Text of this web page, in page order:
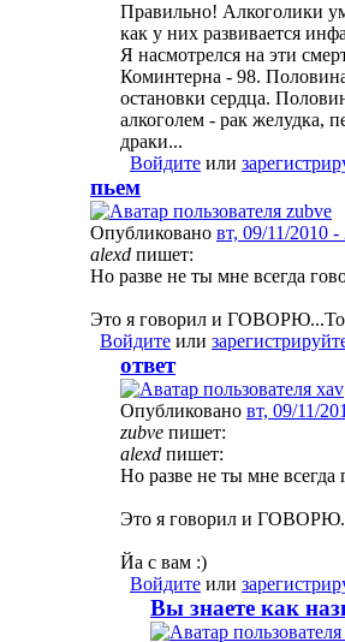
Правильно! Алкоголики
как у них развивается
Я насмотрелся на эти
Коминтерна - 98.
остановки сердца.
алкоголем - рак желудка,
драки...
Войдите или
пьем
Опубликовано вт, 09/11/2010 -
alexd пишет:
Но разве не ты мне всегда
Это я говорил и
Войдите или
ответ
Опубликовано вт, 09/11/
zubve пишет:
alexd пишет:
Но разве не ты мне всегда
Это я говорил и
Йа с вам :)
Войдите или
Вы знаете как